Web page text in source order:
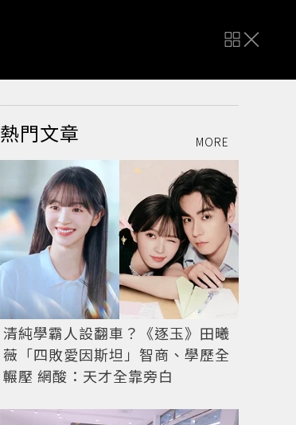
熱門文章 MORE
清純學霸人設翻車？《逐玉》田曦
薇「四敗愛因斯坦」智商、學歷全
輾壓 網酸：天才全靠旁白